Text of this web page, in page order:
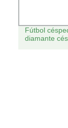
Fútbol
diamante